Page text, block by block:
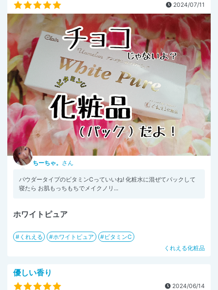
2024/07/11
ちーちゃ。 さん
パウダータイプのビタミンCっていいね! 化粧水に混ぜてパックして
寝たら お肌もっちもちでメイクノリ...
ホワイトピュア
くれえる ホワイトピュア
ビタミンC
くれえる化粧品
優しい香り
2024/06/14